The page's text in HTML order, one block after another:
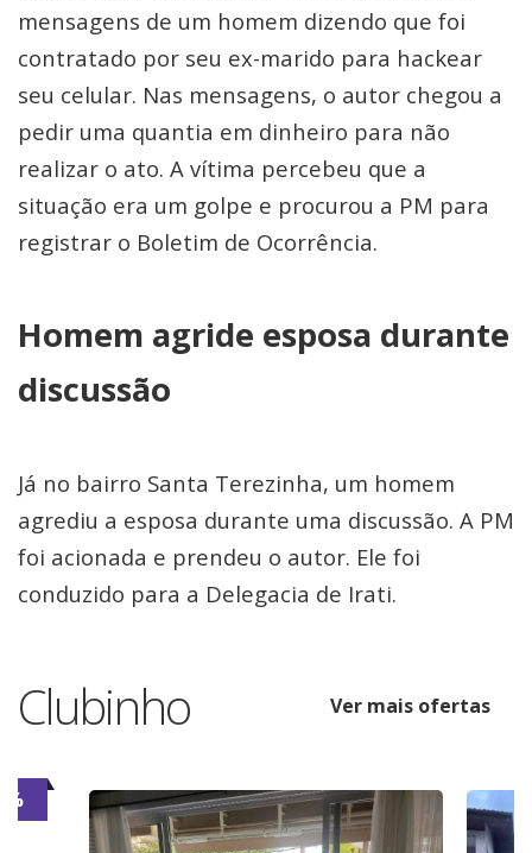
mensagens de um homem dizendo que foi
contratado por seu ex-marido para hackear
seu celular. Nas mensagens, o autor chegou a
pedir uma quantia em dinheiro para não
realizar o ato. A vítima percebeu que a
situação era um golpe e procurou a PM para
registrar o Boletim de Ocorrência.
Homem agride esposa durante
discussão
Já no bairro Santa Terezinha, um homem
agrediu a esposa durante uma discussão. A PM
foi acionada e prendeu o autor. Ele foi
conduzido para a Delegacia de Irati.
Clubinho Ver mais ofertas